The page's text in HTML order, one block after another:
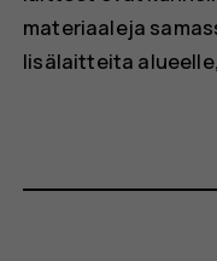
materiaaleja
lisälaitteita